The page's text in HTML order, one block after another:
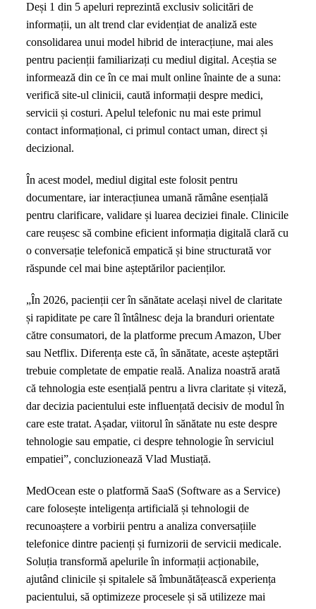
Deși 1 din 5 apeluri reprezintă exclusiv solicitări de
informații, un alt trend clar evidențiat de analiză este
consolidarea unui model hibrid de interacțiune, mai ales
pentru pacienții familiarizați cu mediul digital. Aceștia se
informează din ce în ce mai mult online înainte de a suna:
verifică site-ul clinicii, caută informații despre medici,
servicii și costuri. Apelul telefonic nu mai este primul
contact informațional, ci primul contact uman, direct și
decizional.
În acest model, mediul digital este folosit pentru
documentare, iar interacțiunea umană rămâne esențială
pentru clarificare, validare și luarea deciziei finale. Clinicile
care reușesc să combine eficient informația digitală clară cu
o conversație telefonică empatică și bine structurată vor
răspunde cel mai bine așteptărilor pacienților.
„În 2026, pacienții cer în sănătate același nivel de claritate
și rapiditate pe care îl întâlnesc deja la branduri orientate
către consumatori, de la platforme precum Amazon, Uber
sau Netflix. Diferența este că, în sănătate, aceste așteptări
trebuie completate de empatie reală. Analiza noastră arată
că tehnologia este esențială pentru a livra claritate și viteză,
dar decizia pacientului este influențată decisiv de modul în
care este tratat. Așadar, viitorul în sănătate nu este despre
tehnologie sau empatie, ci despre tehnologie în serviciul
empatiei”, concluzionează Vlad Mustiață.
MedOcean este o platformă SaaS (Software as a Service)
care folosește inteligența artificială și tehnologii de
recunoaștere a vorbirii pentru a analiza conversațiile
telefonice dintre pacienți și furnizorii de servicii medicale.
Soluția transformă apelurile în informații acționabile,
ajutând clinicile și spitalele să îmbunătățească experiența
pacientului, să optimizeze procesele și să utilizeze mai